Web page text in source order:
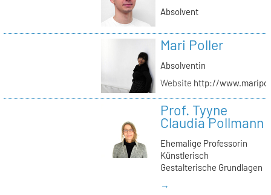
Absolvent
Mari Poller
Absolventin
Website http://
Prof. Tyyne
Claudia Pollmann
Ehemalige Professorin
Künstlerisch
Gestalterische Grundlagen
→